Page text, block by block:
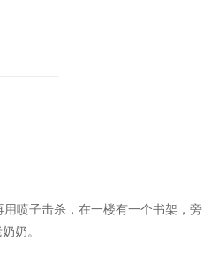
喷子击杀，在一楼有一个书架，旁
奶。